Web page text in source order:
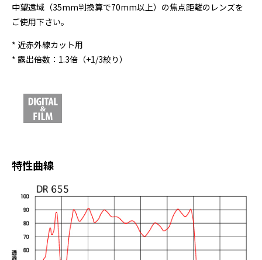
中望遠域（35mm判換算で70mm以上）の焦点距離のレンズを
ご使用下さい。
* 近赤外線カット用
* 露出倍数：1.3倍（+1/3絞り）
特性曲線